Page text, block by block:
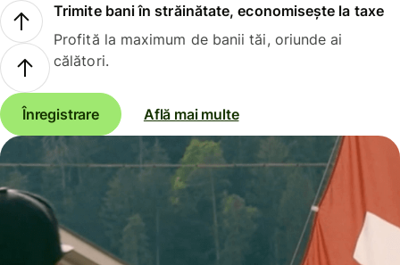
Trimite bani în străinătate, economisește la taxe
Profită la maximum de banii tăi, oriunde ai
călători.
Înregistrare Află mai multe